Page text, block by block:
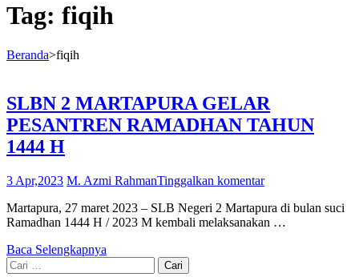
Tag: fiqih
Beranda>fiqih
SLBN 2 MARTAPURA GELAR
PESANTREN RAMADHAN TAHUN
1444 H
3 Apr,2023 M. Azmi RahmanTinggalkan komentar
Martapura, 27 maret 2023 – SLB Negeri 2 Martapura di bulan suci
Ramadhan 1444 H / 2023 M kembali melaksanakan …
Baca Selengkapnya
Cari